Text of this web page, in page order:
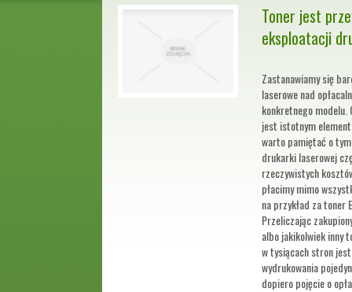
Toner jest
eksploatacji
Zastanawiamy się
laserowe nad
konkretnego modelu.
jest istotnym
warto pamiętać o
drukarki laserowej
rzeczywistych
płacimy mimo
na przykład za toner
Przeliczając
albo jakikolwiek inny
w tysiącach stron
wydrukowania
dopiero pojęcie o